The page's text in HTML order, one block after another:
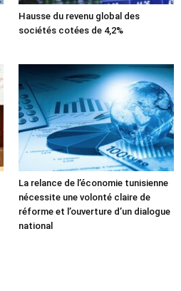
Hausse du revenu global des
sociétés cotées de 4,2%
La relance de l’économie tunisienne
nécessite une volonté claire de
réforme et l’ouverture d’un dialogue
national